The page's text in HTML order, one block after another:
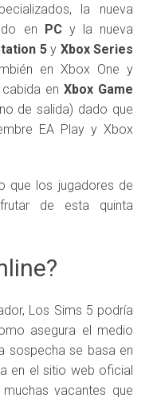
la nueva
en PCy la nueva
5y Xbox Series
en Xbox One y
cabida enXbox Game
de salida) dado que
EA Play y Xbox
que los jugadores de
de esta quinta
Los Sims 5 podría
asegura el medio
sospecha se basa en
en el sitio web oficial
vacantes que